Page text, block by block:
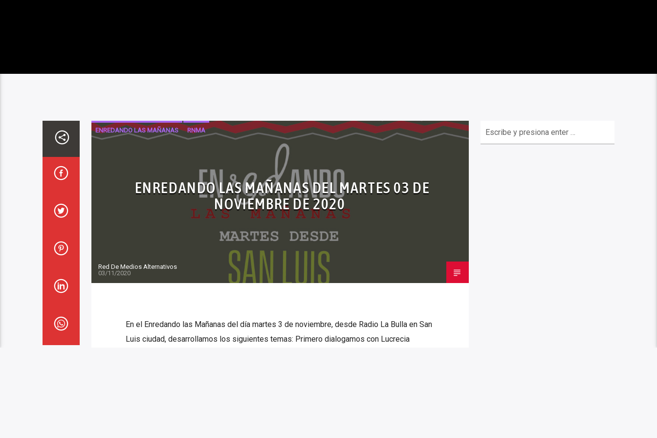
ENREDANDO LAS MAÑANAS RNMA
ENREDANDO LAS MAÑANAS DEL MARTES 03 DE
NOVIEMBRE DE 2020
Red De Medios Alternativos
03/11/2020
En el Enredando las Mañanas del día martes 3 de noviembre, desde Radio La Bulla en San
Luis ciudad, desarrollamos los siguientes temas: Primero dialogamos con Lucrecia